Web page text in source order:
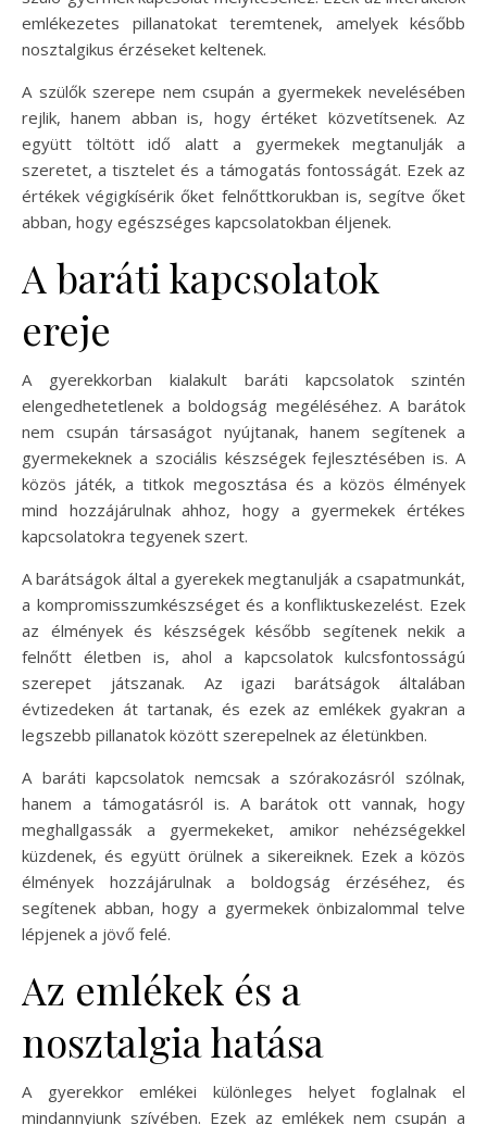
emlékezetes pillanatokat teremtenek, amelyek később
nosztalgikus érzéseket keltenek.
A szülők szerepe nem csupán a gyermekek nevelésében
rejlik, hanem abban is, hogy értéket közvetítsenek. Az
együtt töltött idő alatt a gyermekek megtanulják a
szeretet, a tisztelet és a támogatás fontosságát. Ezek az
értékek végigkísérik őket felnőttkorukban is, segítve őket
abban, hogy egészséges kapcsolatokban éljenek.
A baráti kapcsolatok
ereje
A gyerekkorban kialakult baráti kapcsolatok szintén
elengedhetetlenek a boldogság megéléséhez. A barátok
nem csupán társaságot nyújtanak, hanem segítenek a
gyermekeknek a szociális készségek fejlesztésében is. A
közös játék, a titkok megosztása és a közös élmények
mind hozzájárulnak ahhoz, hogy a gyermekek értékes
kapcsolatokra tegyenek szert.
A barátságok által a gyerekek megtanulják a csapatmunkát,
a kompromisszumkészséget és a konfliktuskezelést. Ezek
az élmények és készségek később segítenek nekik a
felnőtt életben is, ahol a kapcsolatok kulcsfontosságú
szerepet játszanak. Az igazi barátságok általában
évtizedeken át tartanak, és ezek az emlékek gyakran a
legszebb pillanatok között szerepelnek az életünkben.
A baráti kapcsolatok nemcsak a szórakozásról szólnak,
hanem a támogatásról is. A barátok ott vannak, hogy
meghallgassák a gyermekeket, amikor nehézségekkel
küzdenek, és együtt örülnek a sikereiknek. Ezek a közös
élmények hozzájárulnak a boldogság érzéséhez, és
segítenek abban, hogy a gyermekek önbizalommal telve
lépjenek a jövő felé.
Az emlékek és a
nosztalgia hatása
A gyerekkor emlékei különleges helyet foglalnak el
mindannyiunk szívében. Ezek az emlékek nem csupán a